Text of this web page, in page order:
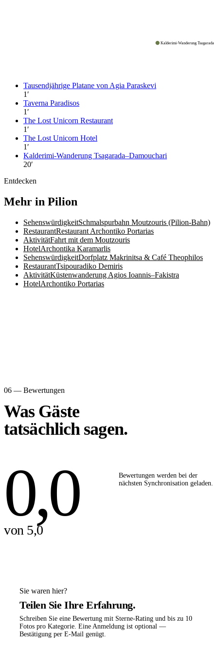
Kalderimi-Wanderung
Tausendjährige Platane von Agia Paraskevi
1′
Taverna Paradisos
1′
The Lost Unicorn Restaurant
1′
The Lost Unicorn Hotel
1′
Kalderimi-Wanderung Tsagarada–Damouchari
20′
Entdecken
Mehr in Pilion
SehenswürdigkeitSchmalspurbahn Moutzouris (Pilion-Bahn)
RestaurantRestaurant Archontiko Portarias
AktivitätFahrt mit dem Moutzouris
HotelArchontika Karamarlis
SehenswürdigkeitDorfplatz Makrinitsa & Café Theophilos
RestaurantTsipouradiko Demiris
AktivitätKüstenwanderung Agios Ioannis–Fakistra
HotelArchontiko Portarias
06 — Bewertungen
Was Gäste
tatsächlich sagen.
0,0
von 5,0
Bewertungen werden bei der
nächsten Synchronisation geladen.
Sie waren hier?
Teilen Sie Ihre Erfahrung.
Schreiben Sie eine Bewertung mit Sterne-Rating und bis zu 10
Fotos pro Kategorie. Eine Anmeldung ist optional —
Bestätigung per E-Mail genügt.